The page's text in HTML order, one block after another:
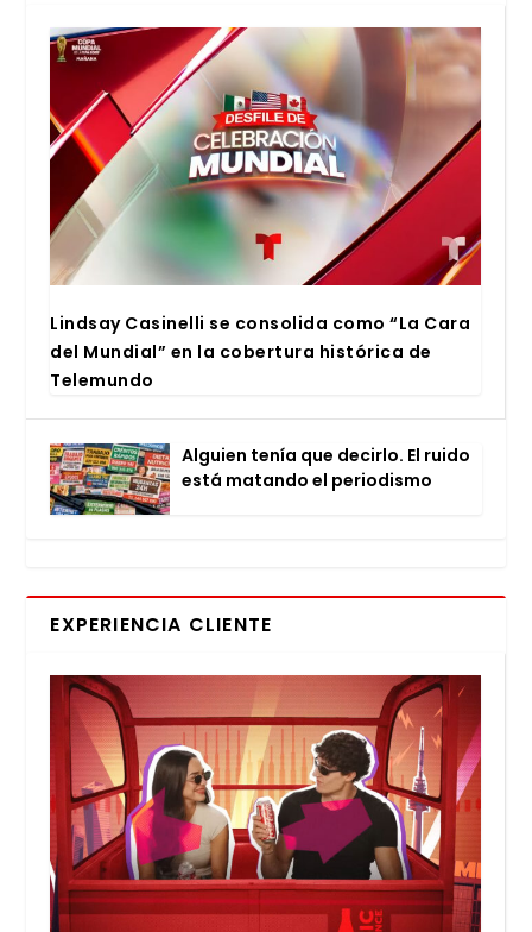
Lind­say Casi­ne­lli se con­so­li­da como “La Cara
del Mun­dial” en la cober­tu­ra his­tó­ri­ca de
Tele­mun­do
Alguien tenía que decir­lo. El rui­do
está matan­do el perio­dis­mo
EXPERIENCIA CLIENTE